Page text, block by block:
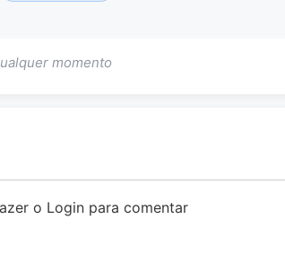
momento
o Login para comentar